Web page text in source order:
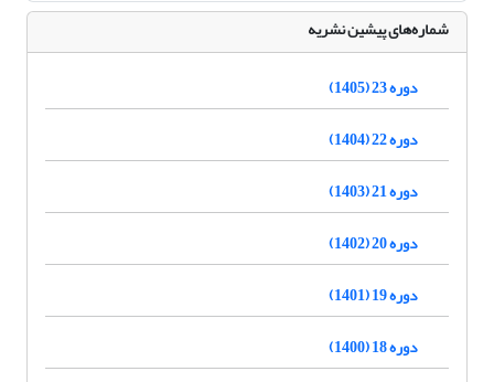
شماره‌های پیشین نشریه
دوره 23 (1405)
دوره 22 (1404)
دوره 21 (1403)
دوره 20 (1402)
دوره 19 (1401)
دوره 18 (1400)